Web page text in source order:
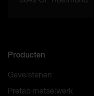
Producten
Gevelstenen
Prefab metselwerk